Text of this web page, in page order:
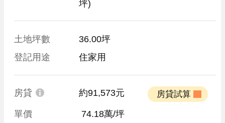
坪)
土地坪數
36.00坪
登記用途
住家用
房貸 約91,573元
單價 74.18萬/坪